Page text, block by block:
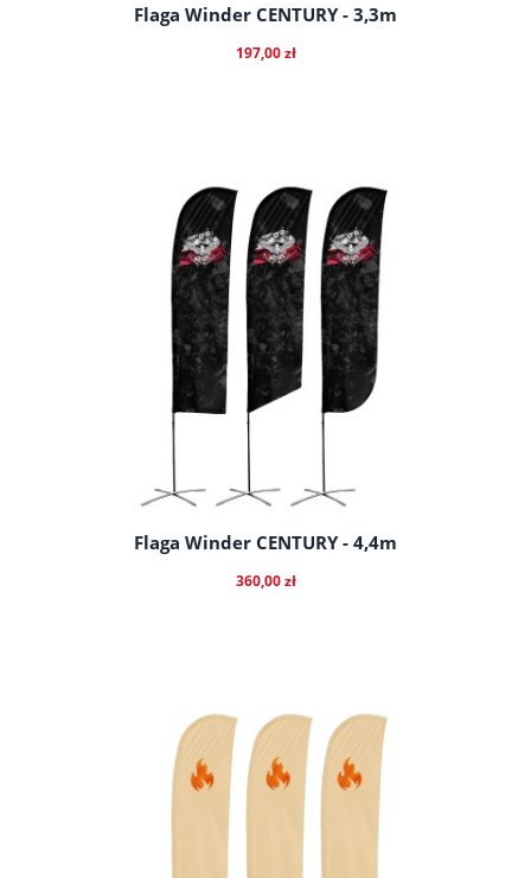
Flaga Winder CENTURY - 3,3m
197,00 zł
do koszyka
Flaga Winder CENTURY - 4,4m
360,00 zł
do koszyka